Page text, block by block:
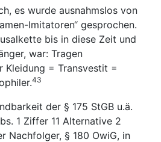
es wurde ausnahmslos von
Imitatoren“ gesprochen.
bis in diese Zeit und
war: Tragen
Kleidung = Transvestit =
43
der § 175 StGB u.ä.
1 Ziffer 11 Alternative 2
Nachfolger, § 180 OwiG, in